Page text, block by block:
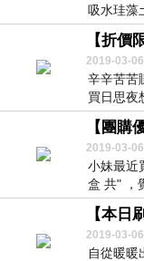
吸水珪藻
2019-03-06
辛辛苦苦
買日思夜
2019-03-06
小妹最近
盒 共" ，
2019-03-06
自從暖暖